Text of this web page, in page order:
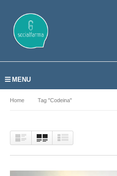
MENU
Home Tag "Codeina"